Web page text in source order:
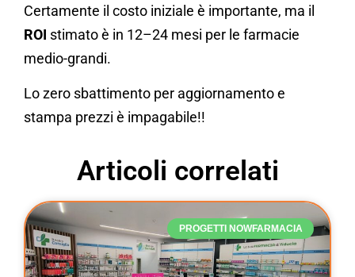
Certamente il costo iniziale è importante, ma il
ROI stimato è in 12–24 mesi per le farmacie
medio-grandi.
Lo zero sbattimento per aggiornamento e
stampa prezzi è impagabile!!
Articoli correlati
PROGETTI NOWFARMACIA